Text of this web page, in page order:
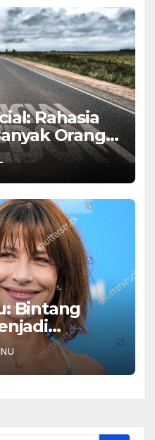
Rahasia
Bintang
Lebar